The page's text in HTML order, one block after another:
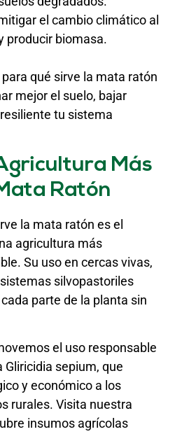
el cambio climático al
producir biomasa.
qué sirve la mata ratón
mejor el suelo, bajar
tu sistema
Más
Ratón
la mata ratón es el
agricultura más
Su uso en cercas vivas,
silvopastoriles
parte de la planta sin
el uso responsable
sepium, que
y económico a los
rurales. Visita nuestra
insumos agrícolas